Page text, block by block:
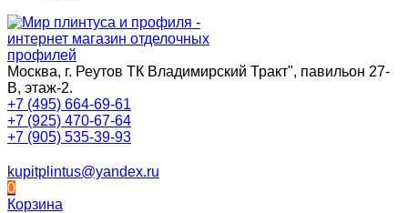
Москва, г. Реутов ТК Владимирский Тракт", павильон 27-
В, этаж-2.
+7 (495) 664-69-61
+7 (925) 470-67-64
+7 (905) 535-39-93
kupitplintus@yandex.ru
0
Корзина